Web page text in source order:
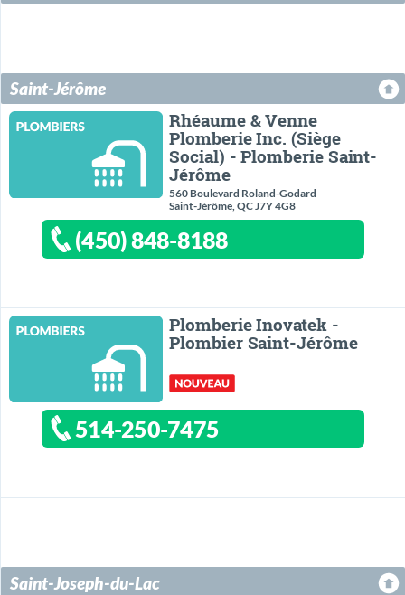
Saint-Jérôme
Rhéaume & Venne
Plomberie Inc. (Siège
Social) - Plomberie Saint-
Jérôme
560 Boulevard Roland-Godard
Saint-Jérôme, QC J7Y 4G8
(450) 848-8188
Plomberie Inovatek -
Plombier Saint-Jérôme
514-250-7475
Saint-Joseph-du-Lac